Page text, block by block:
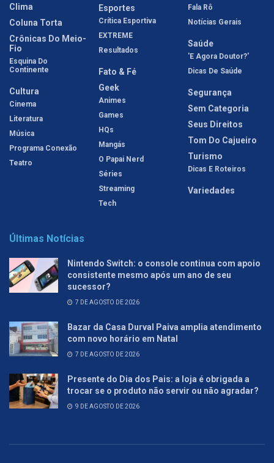
Clima
Coluna Torta
Crônicas Do Meio-
Fio
Esquina Do
Continente
Cultura
Cinema
Literatura
Música
Programa Conexão
Teatro
Esportes
Crítica Esportiva
EXTREME
Resultados
Fato & Fé
Geek
Animes
Games
HQs
Mangás
O Papai Nerd
Séries
Streaming
Tech
Fala Rô
Notícias Gerais
Saúde
'E Agora Doutor?'
Dicas De Saúde
Segurança
Sem Categoria
Seus Direitos
Tom Do Cajueiro
Turismo
Dicas E Roteiros
Variedades
Últimas Notícias
Nintendo Switch: o console continua com apoio
consistente mesmo após um ano de seu
sucessor?
7 DE AGOSTO DE 2026
Bazar da Casa Durval Paiva amplia atendimento
com novo horário em Natal
7 DE AGOSTO DE 2026
Presente do Dia dos Pais: a loja é obrigada a
trocar se o produto não servir ou não agradar?
9 DE AGOSTO DE 2026